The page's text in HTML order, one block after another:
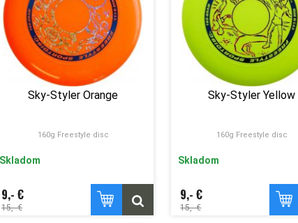
Sky-Styler Orange
160g Freestyle disc
Skladom
9,- €
15,- €
Sky-Styler Yellow
160g Freestyle disc
Skladom
9,- €
15,- €